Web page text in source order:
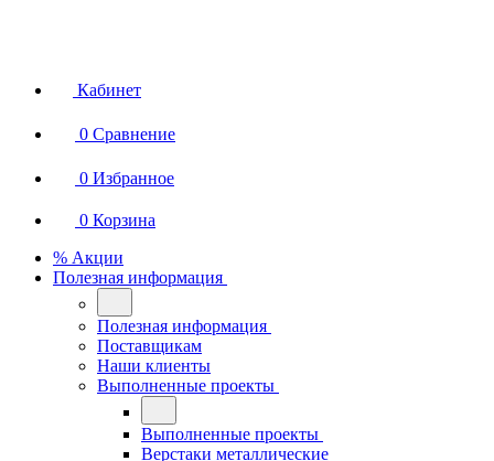
Кабинет
0 Сравнение
0 Избранное
0 Корзина
% Акции
Полезная информация
Полезная информация
Поставщикам
Наши клиенты
Выполненные проекты
Выполненные проекты
Верстаки металлические